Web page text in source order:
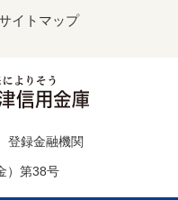
イトマップ
登録金融機関
）第38号